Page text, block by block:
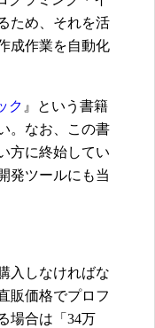
ため、それを活
成作業を自動化
ク 』という書籍
。なお、この書
方に終始してい
発ツールにも当
入しなければな
販価格でプロフ
場合は「34万